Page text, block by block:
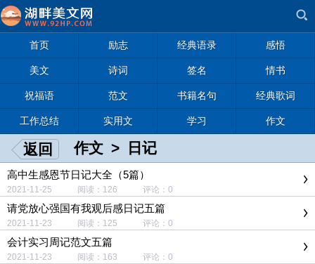
首页 励志 经典语录 感悟
美文 诗词 签名 情书
祝福语 范文 书籍名句 经典歌词
工作总结 实用文 学习 作文
返回 作文 > 日记
高中生感恩节日记大全（5篇）
2021-11-25 阅读：126 评论：0
请党放心强国有我观后感日记五篇
2021-11-23 阅读：125 评论：0
会计实习周记范文五篇
2021-11-23 阅读：163 评论：0